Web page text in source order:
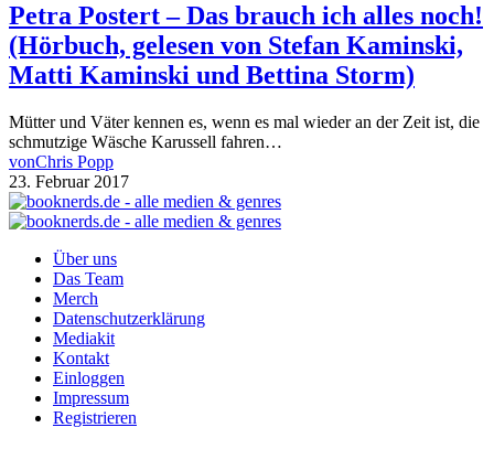
Petra Postert – Das brauch ich alles noch!
(Hörbuch, gelesen von Stefan Kaminski,
Matti Kaminski und Bettina Storm)
Mütter und Väter kennen es, wenn es mal wieder an der Zeit ist, die
schmutzige Wäsche Karussell fahren…
vonChris Popp
23. Februar 2017
Über uns
Das Team
Merch
Datenschutzerklärung
Mediakit
Kontakt
Einloggen
Impressum
Registrieren